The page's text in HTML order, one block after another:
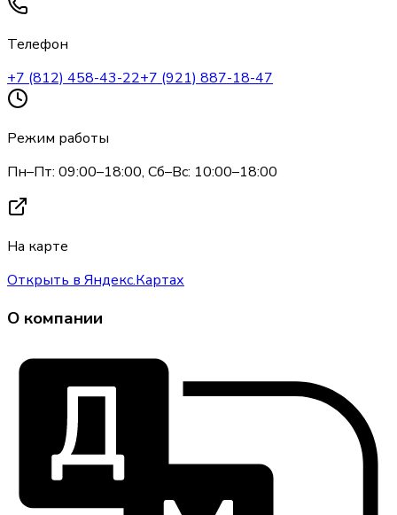
Телефон
+7 (812) 458-43-22+7 (921) 887-18-47
Режим работы
Пн–Пт: 09:00–18:00, Сб–Вс: 10:00–18:00
На карте
Открыть в Яндекс.Картах
О компании